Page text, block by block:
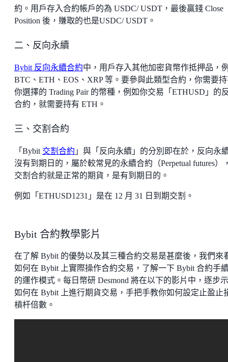
約。用戶存入合約帳戶的為 USDC/ USDT，最後贏錢 Close
Position 後，賺取的也是USDC/ USDT。
二、反向永續
Bybit 反向永續合約中，用戶存入其他加密貨幣作抵押品，
BTC、ETH、EOS、XRP 等。要參與此類型合約，你需要
你選擇的 Trading Pair 的幣種，例如你交易「ETHUSD」的
合約，就需要持有 ETH。
三、交割合約
「Bybit 交割合約 」與「反向永續」的分別即在於，反向永
沒有到期日的，屬於較常見的永續合約（Perpetual futures）
交割合約就是正常的期貨，是有到期日的。
例如「ETHUSD1231」是在 12 月 31 日到期交割。
Bybit 合約教學影片
在了解 Bybit 的優勢以及其三種合約交易是甚麼後，我們來
如何在 Bybit 上實際操作合約交易，了解一下 Bybit 合約手
的運作模式。每日幣研 Desmond 將在以下的影片中，逐步
如何在 Bybit 上進行期貨交易，手把手教你如何設定止盈止
槓杆倍數。